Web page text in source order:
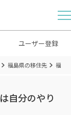
ユーザー登録
福島県の移住先 福島
自分のやり